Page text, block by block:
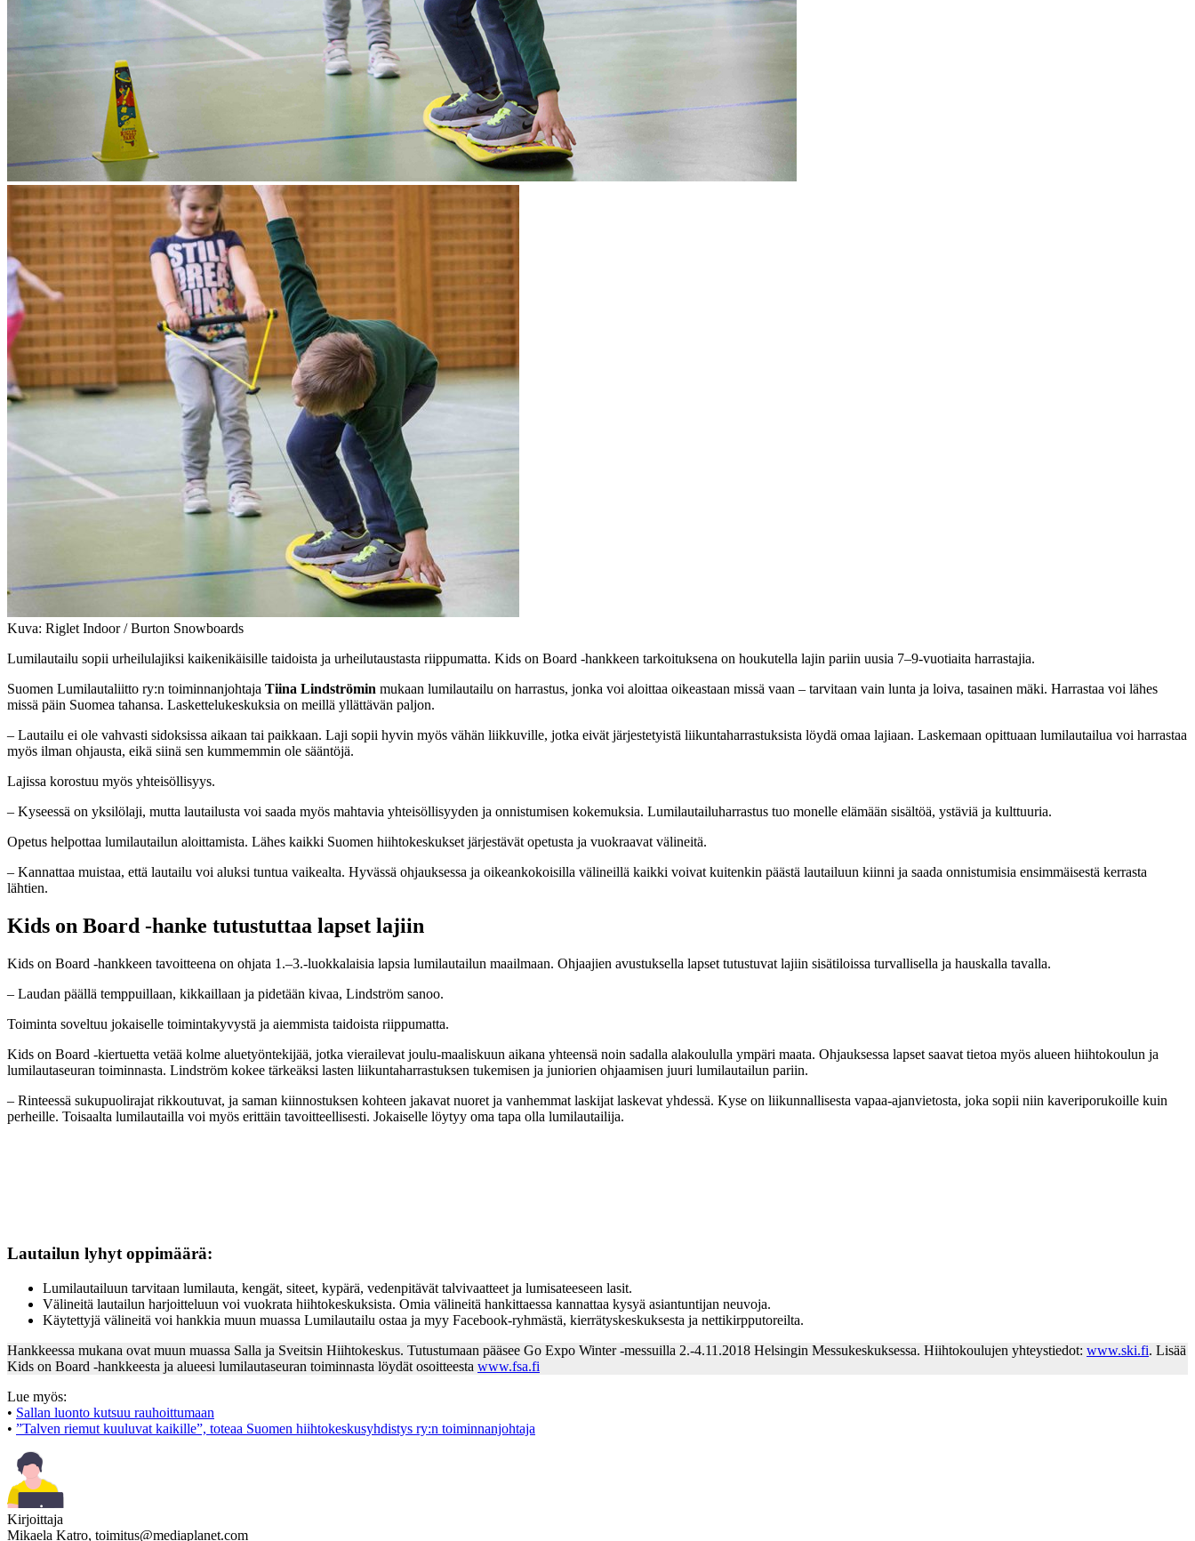
Kuva: Riglet Indoor / Burton Snowboards
Lumilautailu sopii urheilulajiksi kaikenikäisille taidoista ja urheilutaustasta riippumatta. Kids on Board -hankkeen tarkoituksena on houkutella lajin pariin uusia 7–9-vuotiaita harrastajia.
Suomen Lumilautaliitto ry:n toiminnanjohtaja Tiina Lindströmin mukaan lumilautailu on harrastus, jonka voi aloittaa oikeastaan missä vaan – tarvitaan vain lunta ja loiva, tasainen mäki. Harrastaa voi lähes
missä päin Suomea tahansa. Laskettelukeskuksia on meillä yllättävän paljon.
– Lautailu ei ole vahvasti sidoksissa aikaan tai paikkaan. Laji sopii hyvin myös vähän liikkuville, jotka eivät järjestetyistä liikuntaharrastuksista löydä omaa lajiaan. Laskemaan opittuaan lumilautailua voi harrastaa
myös ilman ohjausta, eikä siinä sen kummemmin ole sääntöjä.
Lajissa korostuu myös yhteisöllisyys.
– Kyseessä on yksilölaji, mutta lautailusta voi saada myös mahtavia yhteisöllisyyden ja onnistumisen kokemuksia. Lumilautailuharrastus tuo monelle elämään sisältöä, ystäviä ja kulttuuria.
Opetus helpottaa lumilautailun aloittamista. Lähes kaikki Suomen hiihtokeskukset järjestävät opetusta ja vuokraavat välineitä.
– Kannattaa muistaa, että lautailu voi aluksi tuntua vaikealta. Hyvässä ohjauksessa ja oikeankokoisilla välineillä kaikki voivat kuitenkin päästä lautailuun kiinni ja saada onnistumisia ensimmäisestä kerrasta
lähtien.
Kids on Board -hanke tutustuttaa lapset lajiin
Kids on Board -hankkeen tavoitteena on ohjata 1.–3.-luokkalaisia lapsia lumilautailun maailmaan. Ohjaajien avustuksella lapset tutustuvat lajiin sisätiloissa turvallisella ja hauskalla tavalla.
– Laudan päällä temppuillaan, kikkaillaan ja pidetään kivaa, Lindström sanoo.
Toiminta soveltuu jokaiselle toimintakyvystä ja aiemmista taidoista riippumatta.
Kids on Board -kiertuetta vetää kolme aluetyöntekijää, jotka vierailevat joulu-maaliskuun aikana yhteensä noin sadalla alakoululla ympäri maata. Ohjauksessa lapset saavat tietoa myös alueen hiihtokoulun ja
lumilautaseuran toiminnasta. Lindström kokee tärkeäksi lasten liikuntaharrastuksen tukemisen ja juniorien ohjaamisen juuri lumilautailun pariin.
– Rinteessä sukupuolirajat rikkoutuvat, ja saman kiinnostuksen kohteen jakavat nuoret ja vanhemmat laskijat laskevat yhdessä. Kyse on liikunnallisesta vapaa-ajanvietosta, joka sopii niin kaveriporukoille kuin
perheille. Toisaalta lumilautailla voi myös erittäin tavoitteellisesti. Jokaiselle löytyy oma tapa olla lumilautailija.
Lautailun lyhyt oppimäärä:
Lumilautailuun tarvitaan lumilauta, kengät, siteet, kypärä, vedenpitävät talvivaatteet ja lumisateeseen lasit.
Välineitä lautailun harjoitteluun voi vuokrata hiihtokeskuksista. Omia välineitä hankittaessa kannattaa kysyä asiantuntijan neuvoja.
Käytettyjä välineitä voi hankkia muun muassa Lumilautailu ostaa ja myy Facebook-ryhmästä, kierrätyskeskuksesta ja nettikirpputoreilta.
Hankkeessa mukana ovat muun muassa Salla ja Sveitsin Hiihtokeskus. Tutustumaan pääsee Go Expo Winter -messuilla 2.-4.11.2018 Helsingin Messukeskuksessa. Hiihtokoulujen yhteystiedot: www.ski.fi. Lisää
Kids on Board -hankkeesta ja alueesi lumilautaseuran toiminnasta löydät osoitteesta www.fsa.fi
Lue myös:
• Sallan luonto kutsuu rauhoittumaan
• ”Talven riemut kuuluvat kaikille”, toteaa Suomen hiihtokeskusyhdistys ry:n toiminnanjohtaja
Kirjoittaja
Mikaela Katro, toimitus@mediaplanet.com